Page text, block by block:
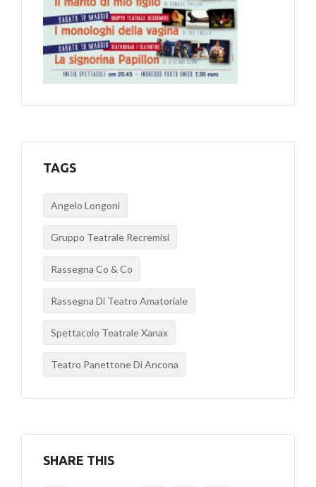
TAGS
Angelo Longoni
Gruppo Teatrale Recremisi
Rassegna Co & Co
Rassegna Di Teatro Amatoriale
Spettacolo Teatrale Xanax
Teatro Panettone Di Ancona
SHARE THIS